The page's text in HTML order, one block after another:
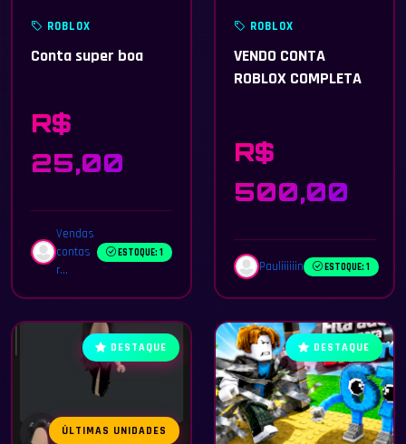
ROBLOX
Conta super boa
R$
25,00
Vendas
contas
r...
ESTOQUE: 1
ROBLOX
VENDO CONTA
ROBLOX COMPLETA
R$
500,00
Pauliiiiiin ESTOQUE: 1
DESTAQUE
ÚLTIMAS UNIDADES
DESTAQUE